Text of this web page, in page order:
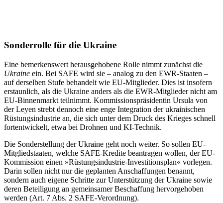
Sonderrolle für die Ukraine
Eine bemerkenswert herausgehobene Rolle nimmt zunächst die
Ukraine ein. Bei SAFE wird sie – analog zu den EWR-Staaten –
auf derselben Stufe behandelt wie EU-Mit­glieder. Dies ist insofern
erstaunlich, als die Ukraine anders als die EWR-Mitglieder nicht am
EU-Binnenmarkt teilnimmt. Kom­missionspräsidentin Ursula von
der Leyen strebt dennoch eine enge Integration der ukrainischen
Rüstungsindustrie an, die sich unter dem Druck des Krieges schnell
fortentwickelt, etwa bei Drohnen und KI-Technik.
Die Sonderstellung der Ukraine geht noch weiter. So sollen EU-
Mitgliedstaaten, welche SAFE-Kredite beantragen wollen, der EU-
Kommission einen »Rüstungsindustrie-Investitionsplan« vorlegen.
Darin sollen nicht nur die geplanten Anschaffungen be­nannt,
sondern auch eigene Schritte zur Unterstützung der Ukraine sowie
deren Beteiligung an gemeinsamer Beschaffung hervorgehoben
werden (Art. 7 Abs. 2 SAFE-Verordnung).